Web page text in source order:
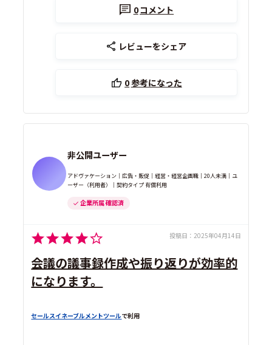
0コメント
レビューをシェア
0参考になった
非公開ユーザー
アドヴァケーション｜広告・販促｜経営・経営企画職｜20人未満｜ユ
ーザー（利用者）｜契約タイプ 有償利用
企業所属 確認済
投稿日： 2025年04月14日
会議の議事録作成や振り返りが効率的
になります。
セールスイネーブルメントツールで利用